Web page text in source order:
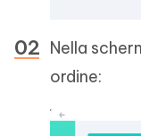
Nella
ordine: